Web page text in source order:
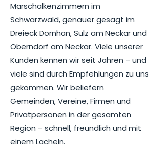
Marschalkenzimmern im
Schwarzwald, genauer gesagt im
Dreieck Dornhan, Sulz am Neckar und
Oberndorf am Neckar. Viele unserer
Kunden kennen wir seit Jahren – und
viele sind durch Empfehlungen zu uns
gekommen. Wir beliefern
Gemeinden, Vereine, Firmen und
Privatpersonen in der gesamten
Region – schnell, freundlich und mit
einem Lächeln.